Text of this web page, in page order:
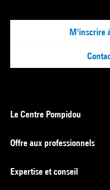
M'inscrire
Le Centre Pompidou
Offre aux professionnels
Expertise et conseil